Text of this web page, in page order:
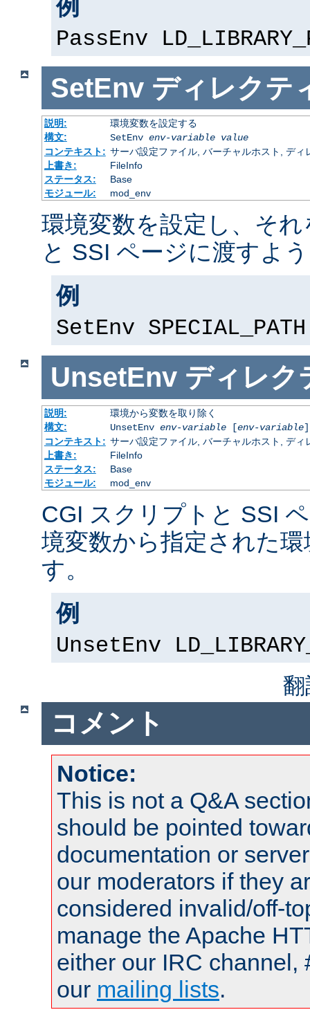
例
PassEnv
SetEnv ディレクテ
説明:
環境変数を設定する
構文:
SetEnv env-variable value
コンテキスト: サーバ設定ファイル, バーチャルホスト, ディ
上書き:
FileInfo
ステータス:
Base
モジュール:
mod_env
環境変数を設定し、そ
と SSI ページに渡すよ
例
SetEnv
UnsetEnv ディレク
説明:
環境から変数を取り除く
構文:
UnsetEnv env-variable[env-variable
コンテキスト: サーバ設定ファイル, バーチャルホスト, ディ
上書き:
FileInfo
ステータス:
Base
モジュール:
mod_env
CGI スクリプトと SSI
境変数から指定された
す。
例
UnsetEnv
コメント
Notice:
This is not a Q&A
should be pointed
documentation or
our moderators if they
considered invalid/off-
manage the Apache
either our IRC channel,
our mailing lists.